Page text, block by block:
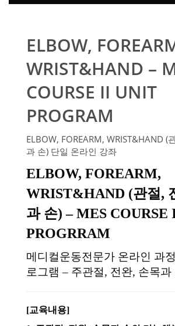
ELBOW,
WRIST&HAND –
COURSE II UNIT
PROGRAM
ELBOW, FOREARM, WRIST&HAND (
과 손) 단일 온라인 강좌
ELBOW, FOREARM,
WRIST&HAND (관절,
과 손) – MES
PROGRRAM
메디컬운동전문가 온라인 과
로그램 – 주관절, 전완, 손목과
[교육내용]